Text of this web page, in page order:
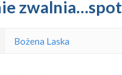
Bożena Laska